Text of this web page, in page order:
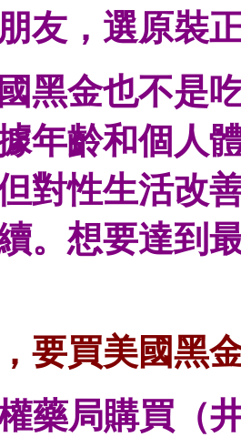
友，選原裝
黑金也不是
年齡和個人
對性生活改
。想要達到
要買美國黑
藥局購買（